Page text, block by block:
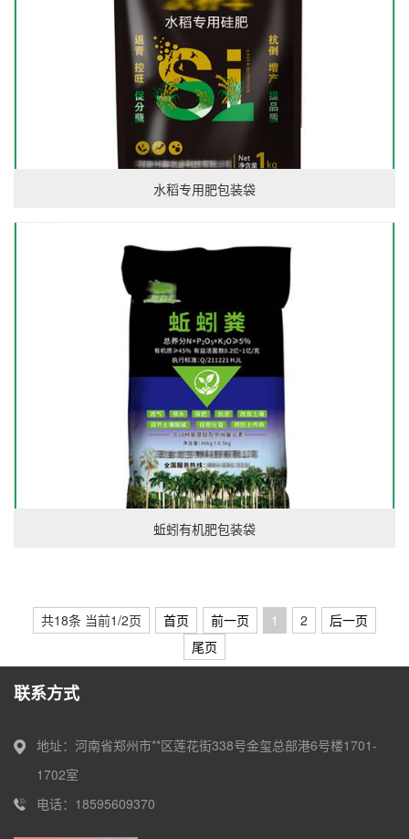
水稻专用肥包装袋
蚯蚓有机肥包装袋
共18条 当前1/2页 首页 前一页 1 2
后一页
尾页
联系方式
地址：河南省郑州市**区莲花街338号金玺总部港6号楼1701-
1702室
电话：18595609370